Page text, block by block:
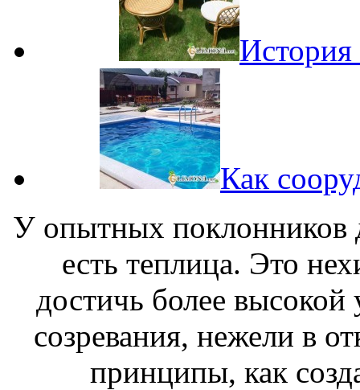
История
Как
У опытных поклонников
есть теплица. Это
достичь более
созревания, нежели в
принципы, как